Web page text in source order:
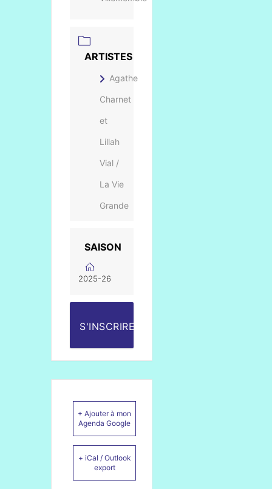
ARTISTES
Agathe
Charnet
et
Lillah
Vial /
La Vie
Grande
SAISON
2025-26
S'INSCRIRE
+ Ajouter à mon
Agenda Google
+ iCal / Outlook
export